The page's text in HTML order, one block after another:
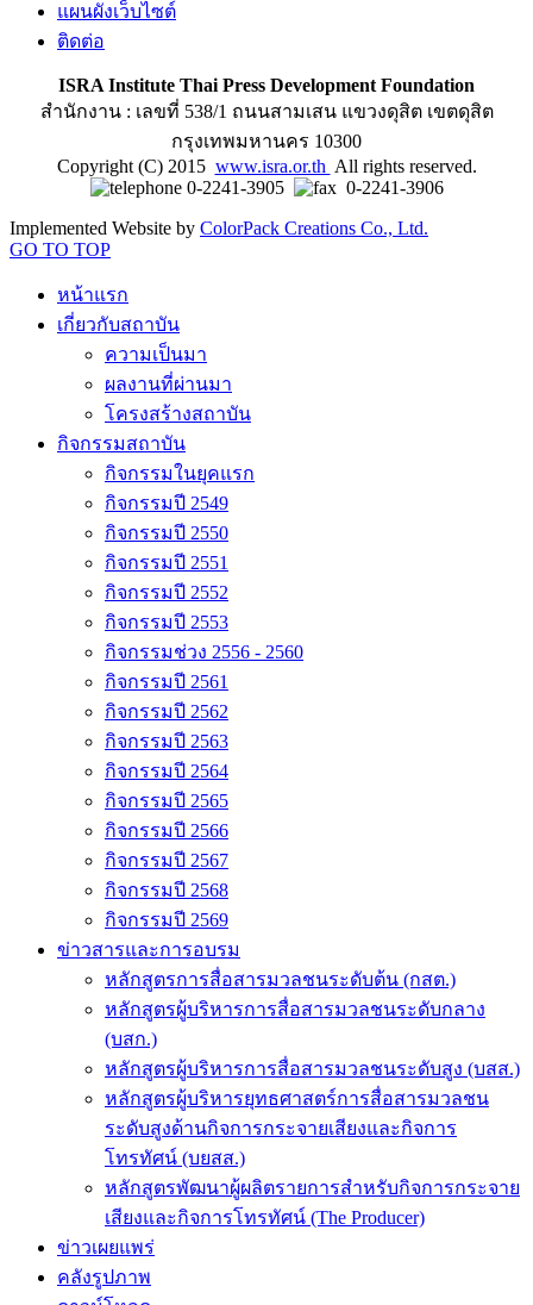
แผนผังเว็บไซต์
ติดต่อ
ISRA Institute Thai Press Development Foundation
สำนักงาน : เลขที่ 538/1 ถนนสามเสน แขวงดุสิต เขตดุสิต
กรุงเทพมหานคร 10300
Copyright (C) 2015 www.isra.or.th All rights reserved.
0-2241-3905
0-2241-3906
Implemented Website by ColorPack Creations Co., Ltd.
GO TO TOP
หน้าแรก
เกี่ยวกับสถาบัน
ความเป็นมา
ผลงานที่ผ่านมา
โครงสร้างสถาบัน
กิจกรรมสถาบัน
กิจกรรมในยุคแรก
กิจกรรมปี 2549
กิจกรรมปี 2550
กิจกรรมปี 2551
กิจกรรมปี 2552
กิจกรรมปี 2553
กิจกรรมช่วง 2556 - 2560
กิจกรรมปี 2561
กิจกรรมปี 2562
กิจกรรมปี 2563
กิจกรรมปี 2564
กิจกรรมปี 2565
กิจกรรมปี 2566
กิจกรรมปี 2567
กิจกรรมปี 2568
กิจกรรมปี 2569
ข่าวสารและการอบรม
หลักสูตรการสื่อสารมวลชนระดับต้น (กสต.)
หลักสูตรผู้บริหารการสื่อสารมวลชนระดับกลาง
(บสก.)
หลักสูตรผู้บริหารการสื่อสารมวลชนระดับสูง (บสส.)
หลักสูตรผู้บริหารยุทธศาสตร์การสื่อสารมวลชน
ระดับสูงด้านกิจการกระจายเสียงและกิจการ
โทรทัศน์ (บยสส.)
หลักสูตรพัฒนาผู้ผลิตรายการสำหรับกิจการกระจาย
เสียงและกิจการโทรทัศน์ (The Producer)
ข่าวเผยแพร่
คลังรูปภาพ